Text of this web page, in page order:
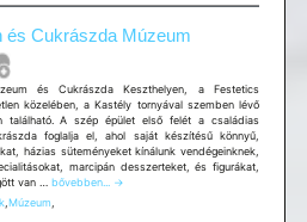
és Cukrászda Múzeum
és Cukrászda Keszthelyen, a Festetics
közelében, a Kastély tornyával szemben lévő
található. A szép épület első felét a családias
foglalja el, ahol saját készítésű könnyű,
házias süteményeket kínálunk vendégeinknek,
marcipán desszerteket, és figurákat,
van … Marcipán
Cukrászda
bővebben...
→
, Múzeum